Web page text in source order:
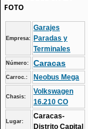
FOTO
Empresa:
Garajes
Paradas y
Terminales
Número: Caracas
Carroc.: Neobus Mega
Chasis:
Volkswagen
16.210 CO
Lugar:
Caracas-
Distrito Capital